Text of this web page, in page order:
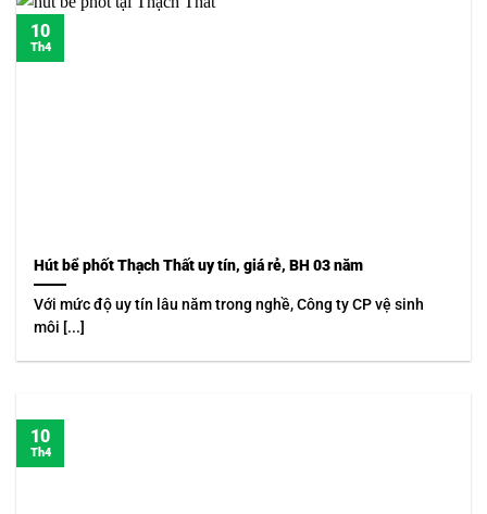
Hút bể phốt Thạch Thất uy tín, giá rẻ, BH 03 năm
Với mức độ uy tín lâu năm trong nghề, Công ty CP vệ sinh
môi [...]
10
Th4
10
Th4